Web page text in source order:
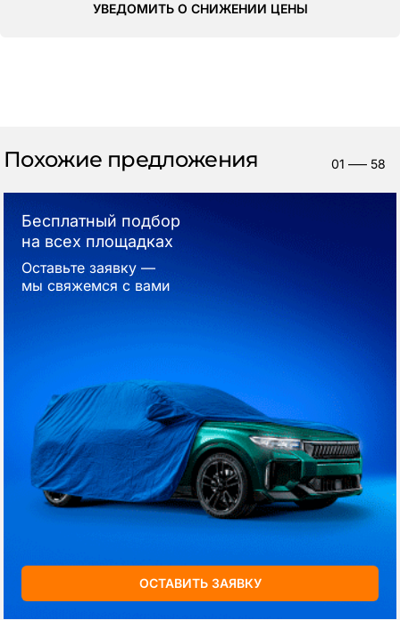
УВЕДОМИТЬ О СНИЖЕНИИ ЦЕНЫ
Похожие предложения 01 —– 58
Бесплатный подбор
на всех площадках
Оставьте заявку —
мы свяжемся с вами
ОСТАВИТЬ ЗАЯВКУ